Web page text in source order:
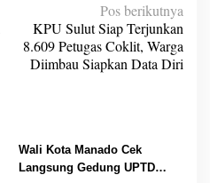
Pos berikutnya
KPU Sulut Siap Terjunkan
8.609 Petugas Coklit, Warga
Diimbau Siapkan Data Diri
Wali Kota Manado Cek
Langsung Gedung UPTD